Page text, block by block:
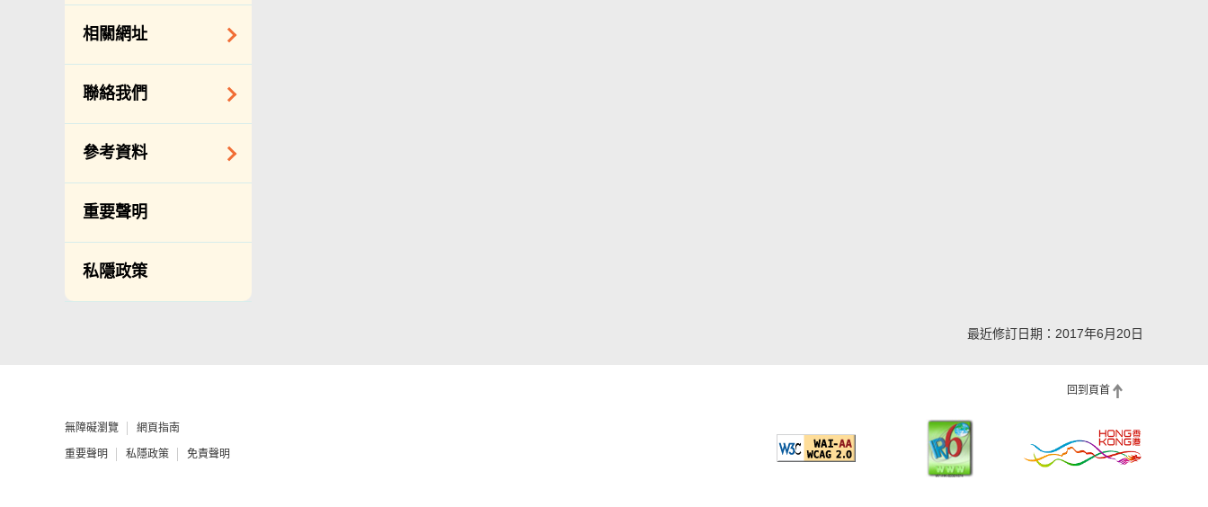
的標準僱傭合約
公開資料守則
備存紀錄一覽表
相關網址
相關政府機構
聯絡我們
查詢、建議、要求
和投訴
分區環境衞生辦事
處地址及電話
滲水投訴調查聯合
辦事處 辦公時間、
由食物環境衞生署
辦理作公事用途的
參考資料
年度整合開放數據
計劃（包含空間數
據計劃）
立法會事務
促進種族平等
重要聲明
私隱政策
最近修訂日期：2017年6月20日
回到頁首
無障礙瀏覽 網頁指南
重要聲明 私隱政策 免責聲明